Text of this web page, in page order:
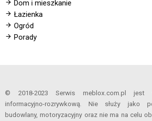
Dom i mieszkanie
Łazienka
Ogród
Porady
© 2018-2023 Serwis meblox.com.pl jest
informacyjno-rozrywkową. Nie służy jako
budowlany, motoryzacyjny oraz nie ma na celu